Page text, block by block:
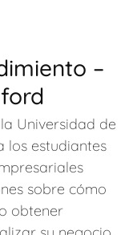
–
Universidad de
los estudiantes
sobre cómo
obtener